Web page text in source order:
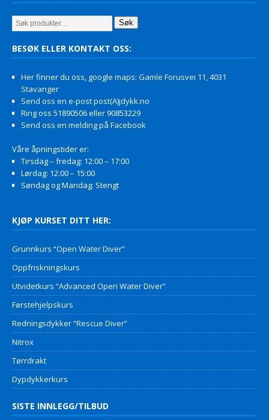
Søk
BESØK ELLER KONTAKT OSS:
Her finner du oss, google maps: Gamle Forusvei 11, 4031
Stavanger
Send oss en e-post post(A)jdykk.no
Ring oss 51890506 eller 90853229
Send oss en melding på Facebook
Våre åpningstider er:
Tirsdag – fredag: 12:00 – 17:00
Lørdag: 12:00 – 15:00
Søndag og Mandag: Stengt
KJØP KURSET DITT HER:
Grunnkurs “Open Water Diver”
Oppfriskningskurs
Utvidetkurs “Advanced Open Water Diver”
Førstehjelpskurs
Redningsdykker “Rescue Diver”
Nitrox
Tørrdrakt
Dypdykkerkurs
SISTE INNLEGG/TILBUD